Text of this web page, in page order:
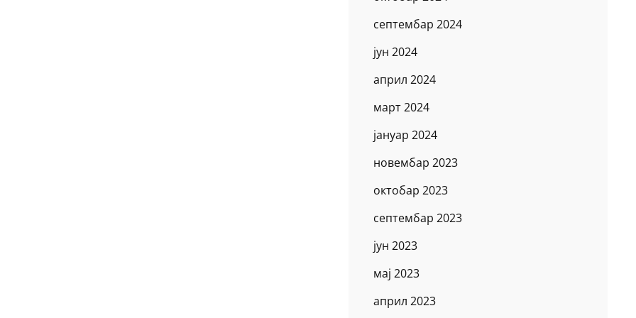
септембар 2024
јун 2024
април 2024
март 2024
јануар 2024
новембар 2023
октобар 2023
септембар 2023
јун 2023
мај 2023
април 2023